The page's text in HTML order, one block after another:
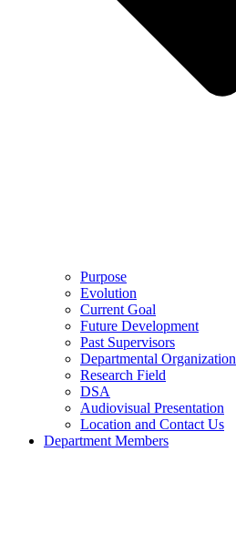
Purpose
Evolution
Current Goal
Future Development
Past Supervisors
Departmental Organization
Research Field
DSA
Audiovisual Presentation
Location and Contact Us
Department Members